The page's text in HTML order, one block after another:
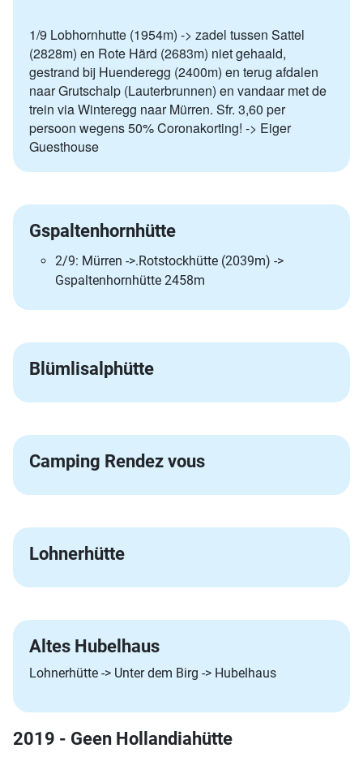
1/9 Lobhornhutte (1954m) -> zadel tussen Sattel
(2828m) en Rote Härd (2683m) niet gehaald,
gestrand bij Huenderegg (2400m) en terug afdalen
naar Grutschalp (Lauterbrunnen) en vandaar met de
trein via Winteregg naar Mürren. Sfr. 3,60 per
persoon wegens 50% Coronakorting! -> Eiger
Guesthouse
Gspaltenhornhütte
2/9: Mürren ->.Rotstockhütte (2039m) ->
Gspaltenhornhütte 2458m
Blümlisalphütte
Camping Rendez vous
Lohnerhütte
Altes Hubelhaus
Lohnerhütte -> Unter dem Birg -> Hubelhaus
2019 - Geen Hollandiahütte